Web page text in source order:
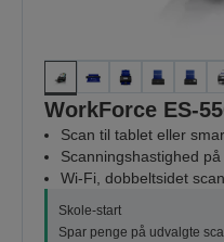
WorkForce ES-
Scan til tablet eller
Scanningshastighed
Wi-Fi, dobbeltsidet
Skole-start
Spar penge på udvalgte